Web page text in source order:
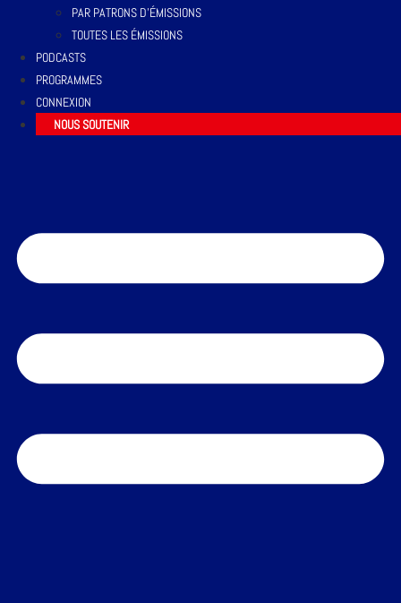
PAR PATRONS D’ÉMISSIONS
TOUTES LES ÉMISSIONS
PODCASTS
PROGRAMMES
CONNEXION
NOUS SOUTENIR